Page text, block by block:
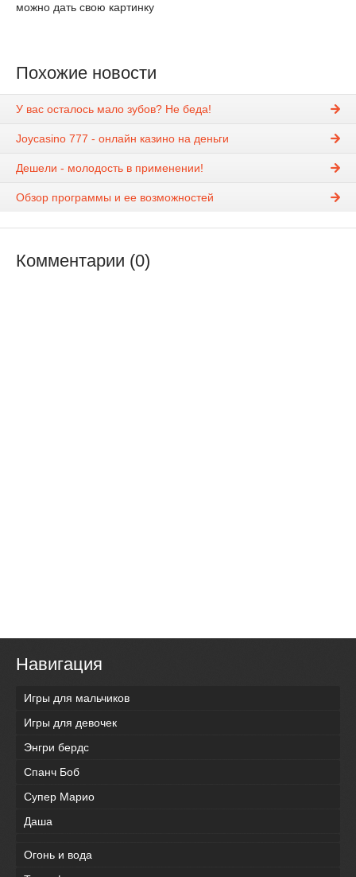
можно дать свою картинку
Похожие новости
У вас осталось мало зубов? Не беда!
Joycasino 777 - онлайн казино на деньги
Дешели - молодость в применении!
Обзор программы и ее возможностей
Комментарии (0)
Навигация
Игры для мальчиков
Игры для девочек
Энгри бердс
Спанч Боб
Супер Марио
Даша
Огонь и вода